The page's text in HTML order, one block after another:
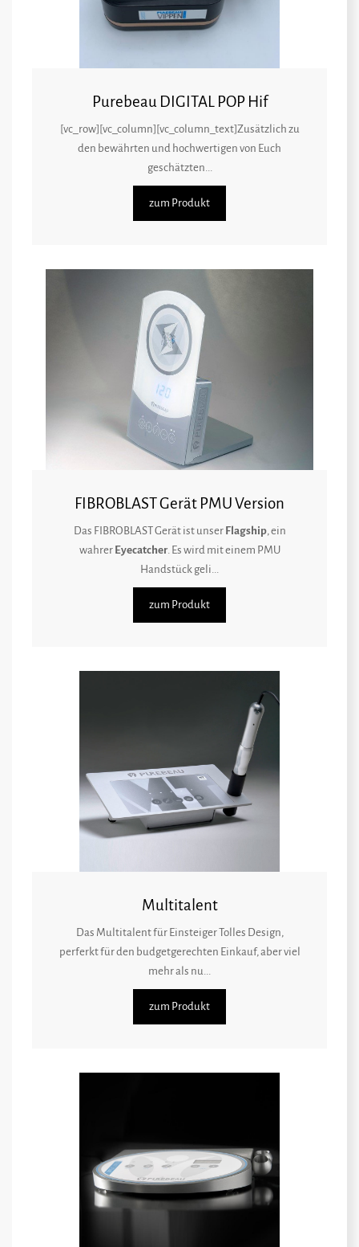
Purebeau DIGITAL POP Hif
[vc_row][vc_column][vc_column_text]Zusätzlich zu
den bewährten und hochwertigen von Euch
geschätzten...
zum Produkt
FIBROBLAST Gerät PMU Version
Das FIBROBLAST Gerät ist unser Flagship, ein
wahrer Eyecatcher. Es wird mit einem PMU
Handstück geli...
zum Produkt
Multitalent
Das Multitalent für Einsteiger Tolles Design,
perferkt für den budgetgerechten Einkauf, aber viel
mehr als nu...
zum Produkt